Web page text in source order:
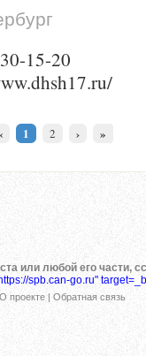
15-20
‹ 1 2 › »
или любой его части,
spb.can-go.ru"
О проекте| Обратная связь